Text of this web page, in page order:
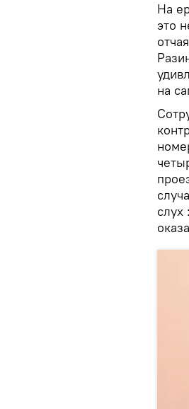
На
это
на
слух